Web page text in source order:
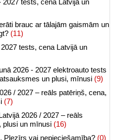
tests, cena Latvijā un
brauc ar tālajām gaismām un
(11)
tests, cena Latvijā un
2026 - 2027 elektroauto tests
un plusi, mīnusi (9)
/ 2027 – reāls patēriņš, cena,
(7)
2026 / 2027 – reāls
plusi un mīnusi (16)
Plezīrs vai nepieciešamība? (0)